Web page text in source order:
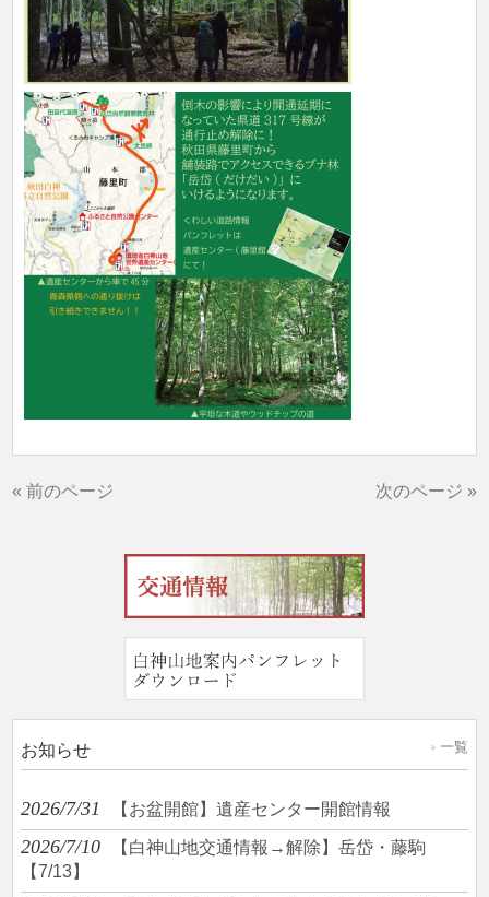
« 前のページ 次のページ »
お知らせ 一覧
2026/7/31 【お盆開館】遺産センター開館情報
2026/7/10
【白神山地交通情報→解除】岳岱・藤駒
【7/13】